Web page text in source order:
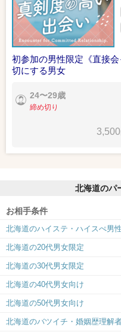
初参加の男性限定《直接
切にする男女
24〜29歳
締め切り
3,500
北海道のパ
お相手条件
北海道のハイステ・ハイスぺ男性
北海道の20代男女限定
北海道の30代男女限定
北海道の40代男女向け
北海道の50代男女向け
北海道のバツイチ・婚姻歴理解